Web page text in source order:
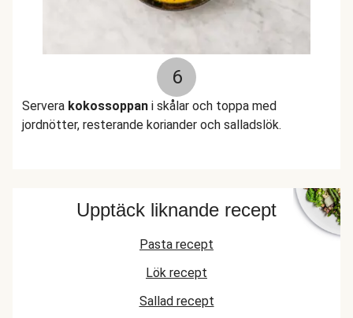
6
Servera kokossoppan i skålar och toppa med
jordnötter, resterande koriander och salladslök.
Upptäck liknande recept
Pasta recept
Lök recept
Sallad recept